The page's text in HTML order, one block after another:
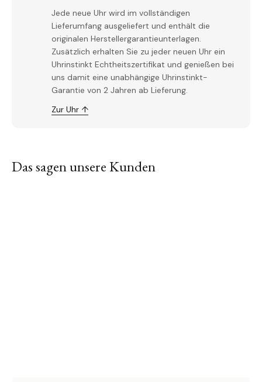
Jede neue Uhr wird im vollständigen
Lieferumfang ausgeliefert und enthält die
originalen Herstellergarantieunterlagen.
Zusätzlich erhalten Sie zu jeder neuen Uhr ein
Uhrinstinkt Echtheitszertifikat und genießen bei
uns damit eine unabhängige Uhrinstinkt-
Garantie von 2 Jahren ab Lieferung.
Zur Uhr ↑
Das sagen unsere Kunden